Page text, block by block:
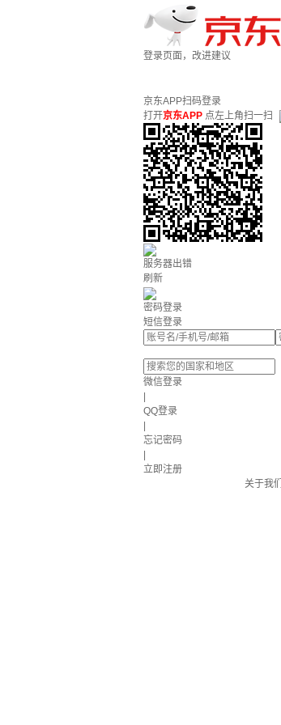
登录页面，改进建议
京东APP扫码登录
打开京东APP 点左上角扫一扫
服务器出错
刷新
密码登录
短信登录
微信登录
QQ登录
忘记密码
立即注册
关于我们